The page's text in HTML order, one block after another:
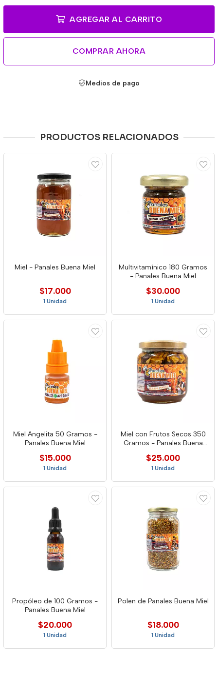
AGREGAR AL CARRITO
COMPRAR AHORA
Medios de pago
PRODUCTOS RELACIONADOS
Miel - Panales Buena Miel
$17.000
1 Unidad
Multivitamínico 180 Gramos
- Panales Buena Miel
$30.000
1 Unidad
Miel Angelita 50 Gramos -
Panales Buena Miel
$15.000
1 Unidad
Miel con Frutos Secos 350
Gramos - Panales Buena
$25.000
1 Unidad
Propóleo de 100 Gramos -
Panales Buena Miel
$20.000
1 Unidad
Polen de Panales Buena Miel
$18.000
1 Unidad